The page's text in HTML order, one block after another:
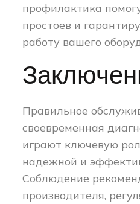
профилактика
простоев и
работу вашего
Правильное
своевременная
играют ключевую
надежной и
Соблюдение
производителя,